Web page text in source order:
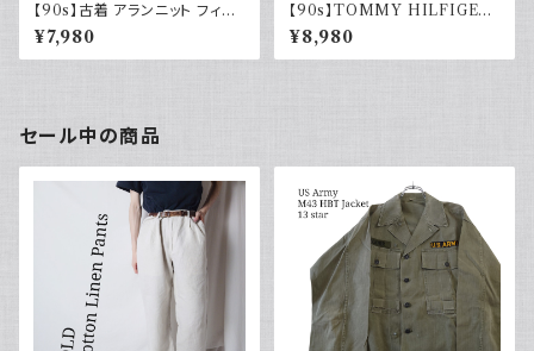
【90s】古着 アランニット フィッ
シャマンセーター ブラックネイ
ビー 黒紺 ウール 90年代 ヴィ
ンテージ Vintage
¥7,980
【90s】TOMMY HILFIGER
トミーヒルフィガー オールドトミ
ー チルデンニット コットン セー
ター ネイビー 刺繍 90年代
¥8,980
セール中の商品